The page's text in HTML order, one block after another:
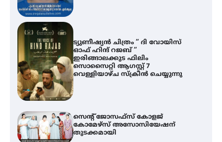
ട്യുണീഷ്യൻ ചിത്രം ” ദി വോയിസ്
ഓഫ് ഹിന്ദ് റജബ് ”
ഇരിങ്ങാലക്കുട ഫിലിം
സൊസൈറ്റി ആഗസ്റ്റ് 7
വെള്ളിയാഴ്ച സ്‌ക്രീൻ ചെയ്യുന്നു
സെന്റ് ജോസഫ്സ് കോളജ്
കോമേഴ്‌സ് അസോസിയേഷന്
തുടക്കമായി